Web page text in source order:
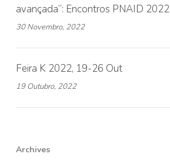
avançada”: Encontros PNAID 2022
30 Novembro, 2022
Feira K 2022, 19-26 Out
19 Outubro, 2022
Archives